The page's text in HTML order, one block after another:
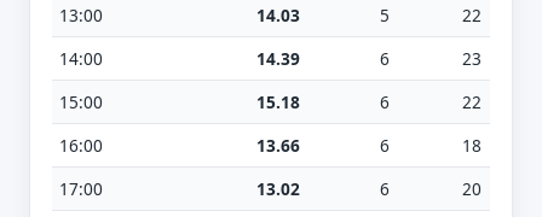
13:00
14.03 5
22
14:00
14.39 6
23
15:00
15.18 6
22
16:00
13.66 6
18
17:00
13.02 6
20